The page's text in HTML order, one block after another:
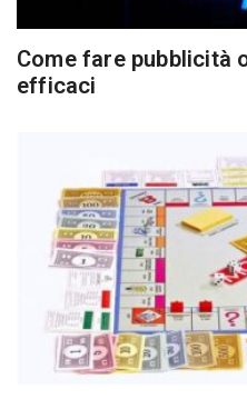
Come fare pubblicità
efficaci